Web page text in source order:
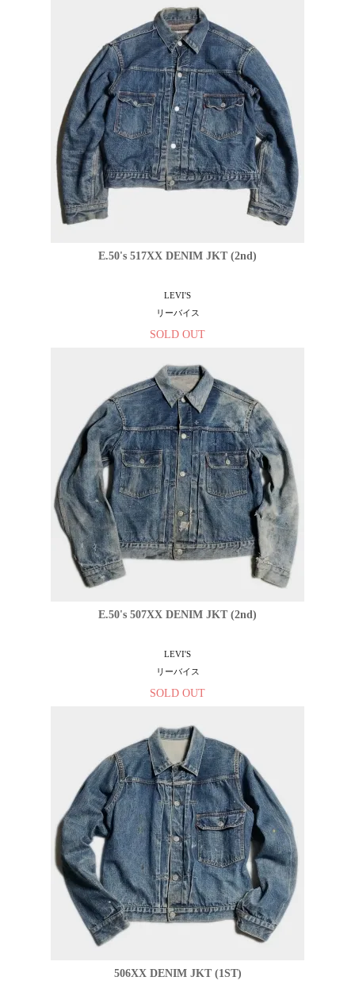
E.50's 517XX DENIM JKT (2nd)
LEVI'S
リーバイス
SOLD OUT
E.50's 507XX DENIM JKT (2nd)
LEVI'S
リーバイス
SOLD OUT
506XX DENIM JKT (1ST)